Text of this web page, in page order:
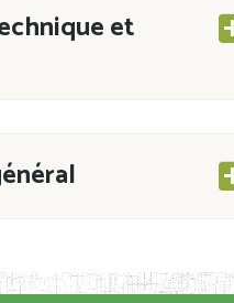
et
2011 portant ouverture